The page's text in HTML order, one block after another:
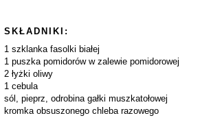
SKŁADNIKI:
1 szklanka fasolki białej
1 puszka pomidorów w zalewie pomidorowej
2 łyżki oliwy
1 cebula
sól, pieprz, odrobina gałki muszkatołowej
kromka obsuszonego chleba razowego